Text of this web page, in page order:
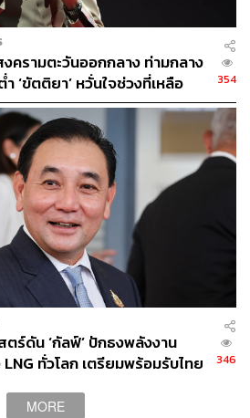
Chairman กสิกร บิซิเนส-
เล่าถึงการยกเครื่องระบบ Core
และพัฒนาทุกระบบต่อเนื่องจน
บ Core Banking ใหม่ใส่เข้าไปใน
งแจ้งปิดระบบทั้งหมดนานถึง 2 วัน
2558”
รเปลี่ยนแปลงครั้งใหญ่ของการทำ
ารถโอนเงินโดยไม่เสียค่า
างการเงินเติบโตแบบก้าวกระโดด
ะบบ Core Banking สามารถรองรับ
ดเก็บข้อมูล (Data Center) ที่ลดการ
Cloud ที่ผสมผสานการทำงาน
วมถึงลดอัตราการเกิด Incident
ครามตะวันออกกลาง ท่ามกลาง
‘ขัตติยา’ หวั่นใจช่วงที่เหลือ
354
ร์ดัน ‘กัลฟ์’ ปักธงพลังงาน
ทั่วโลก เตรียมพร้อมรับไทย
346
MORE